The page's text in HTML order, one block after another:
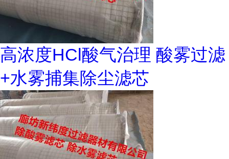
高浓度HCl酸气治理 酸雾过滤
+水雾捕集除尘滤芯